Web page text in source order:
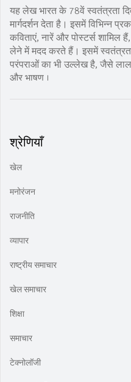
यह लेख भारत के 78वें स्वतंत्रता
मार्गदर्शन देता है। इसमें विभिन्न
कविताएं, नारें और पोस्टर्स शामिल
लेने में मदद करते हैं। इसमें
परंपराओं का भी उल्लेख है, जैसे लाल
और भाषण।
श्रेणियाँ
खेल
मनोरंजन
राजनीति
व्यापार
राष्ट्रीय समाचार
खेल समाचार
शिक्षा
समाचार
टेक्नोलॉजी